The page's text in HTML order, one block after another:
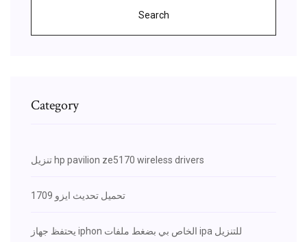
Search
Category
تنزيل hp pavilion ze5170 wireless drivers
1709 تحميل تحديث ايزو
يحتفظ جهاز iphon الخاص بي بضغط ملفات ipa للتنزيل